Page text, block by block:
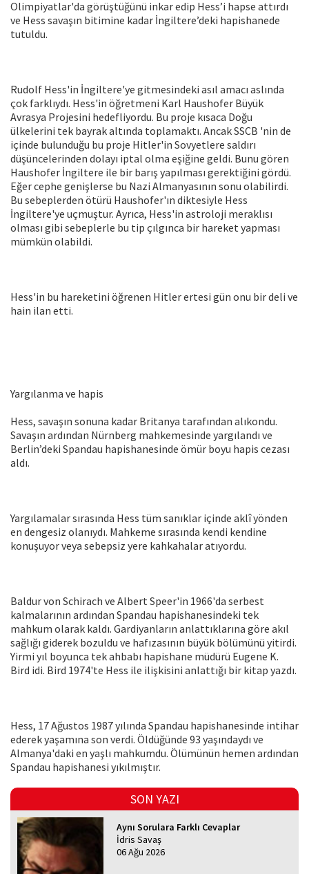
Olimpiyatlar'da görüştüğünü inkar edip Hess’i hapse attırdı
ve Hess savaşın bitimine kadar İngiltere’deki hapishanede
tutuldu.
Rudolf Hess'in İngiltere'ye gitmesindeki asıl amacı aslında
çok farklıydı. Hess'in öğretmeni Karl Haushofer Büyük
Avrasya Projesini hedefliyordu. Bu proje kısaca Doğu
ülkelerini tek bayrak altında toplamaktı. Ancak SSCB 'nin de
içinde bulunduğu bu proje Hitler'in Sovyetlere saldırı
düşüncelerinden dolayı iptal olma eşiğine geldi. Bunu gören
Haushofer İngiltere ile bir barış yapılması gerektiğini gördü.
Eğer cephe genişlerse bu Nazi Almanyasının sonu olabilirdi.
Bu sebeplerden ötürü Haushofer'ın diktesiyle Hess
İngiltere'ye uçmuştur. Ayrıca, Hess'in astroloji meraklısı
olması gibi sebeplerle bu tip çılgınca bir hareket yapması
mümkün olabildi.
Hess'in bu hareketini öğrenen Hitler ertesi gün onu bir deli ve
hain ilan etti.
Yargılanma ve hapis
Hess, savaşın sonuna kadar Britanya tarafından alıkondu.
Savaşın ardından Nürnberg mahkemesinde yargılandı ve
Berlin’deki Spandau hapishanesinde ömür boyu hapis cezası
aldı.
Yargılamalar sırasında Hess tüm sanıklar içinde aklî yönden
en dengesiz olanıydı. Mahkeme sırasında kendi kendine
konuşuyor veya sebepsiz yere kahkahalar atıyordu.
Baldur von Schirach ve Albert Speer'in 1966'da serbest
kalmalarının ardından Spandau hapishanesindeki tek
mahkum olarak kaldı. Gardiyanların anlattıklarına göre akıl
sağlığı giderek bozuldu ve hafızasının büyük bölümünü yitirdi.
Yirmi yıl boyunca tek ahbabı hapishane müdürü Eugene K.
Bird idi. Bird 1974'te Hess ile ilişkisini anlattığı bir kitap yazdı.
Hess, 17 Ağustos 1987 yılında Spandau hapishanesinde intihar
ederek yaşamına son verdi. Öldüğünde 93 yaşındaydı ve
Almanya'daki en yaşlı mahkumdu. Ölümünün hemen ardından
Spandau hapishanesi yıkılmıştır.
SON YAZI
Aynı Sorulara Farklı Cevaplar
İdris Savaş
06 Ağu 2026